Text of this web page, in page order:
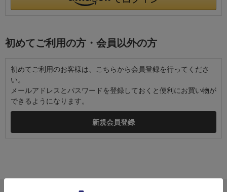
初めてご利用の方・会員以外の方
初めてご利用のお客様は、こちらから会員登録を行ってくださ
い。
メールアドレスとパスワードを登録しておくと便利にお買い物が
できるようになります。